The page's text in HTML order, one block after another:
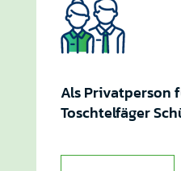
Als Privatperson
Toschtelfäger